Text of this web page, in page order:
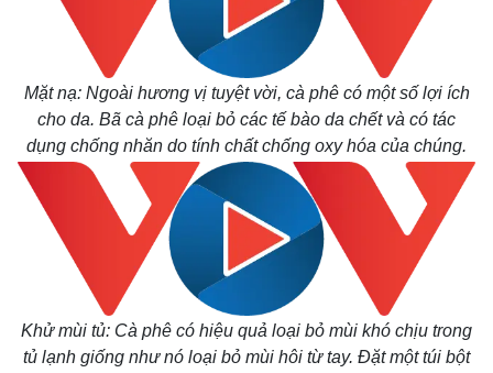
Mặt nạ: Ngoài hương vị tuyệt vời, cà phê có một số lợi ích
cho da. Bã cà phê loại bỏ các tế bào da chết và có tác
dụng chống nhăn do tính chất chống oxy hóa của chúng.
Khử mùi tủ: Cà phê có hiệu quả loại bỏ mùi khó chịu trong
tủ lạnh giống như nó loại bỏ mùi hôi từ tay. Đặt một túi bột